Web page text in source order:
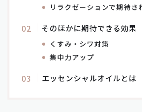
リラクゼーションで期待さ
そのほかに期待できる効果
くすみ・シワ対策
集中力アップ
エッセンシャルオイルとは